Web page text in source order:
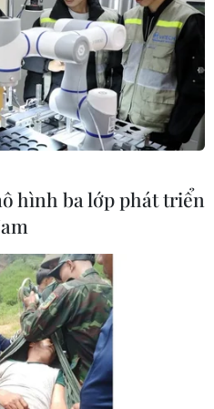
Da Vinci
K
dân của
Khánh
của người
theo
hình ba lớp phát triển